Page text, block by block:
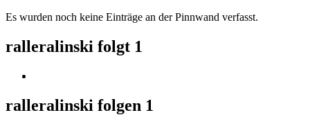
Es wurden noch keine Einträge an der Pinnwand verfasst.
ralleralinski folgt 1
ralleralinski folgen 1